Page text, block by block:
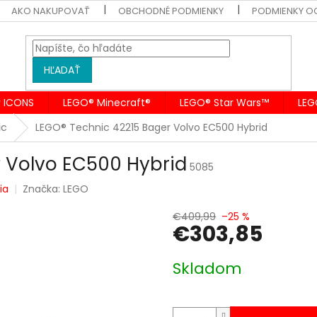
AKO NAKUPOVAŤ OBCHODNÉ PODMIENKY PODMIENKY
HĽADAŤ
ICONS LEGO® Minecraft® LEGO® Star Wars™
LEGO® Technic 42215 Bager Volvo EC500 Hybrid
Volvo EC500 Hybrid 5085
Značka: LEGO
€409,99 –25 %
€303,85
cena:
Skladom